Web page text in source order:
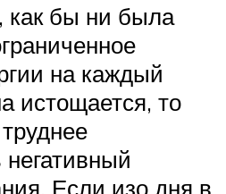
как бы ни была
на каждый
истощается, то
негативный
Если изо дня в